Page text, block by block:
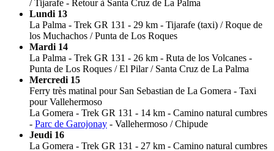
/ Tijarafe - Retour à Santa Cruz de La Palma
Lundi 13
La Palma - Trek GR 131 - 29 km - Tijarafe (taxi) / Roque de
los Muchachos / Punta de Los Roques
Mardi 14
La Palma - Trek GR 131 - 26 km - Ruta de los Volcanes -
Punta de Los Roques / El Pilar / Santa Cruz de La Palma
Mercredi 15
Ferry très matinal pour San Sebastian de La Gomera - Taxi
pour Vallehermoso
La Gomera - Trek GR 131 - 14 km - Camino natural cumbres
- Parc de Garojonay - Vallehermoso / Chipude
Jeudi 16
La Gomera - Trek GR 131 - 27 km - Camino natural cumbres